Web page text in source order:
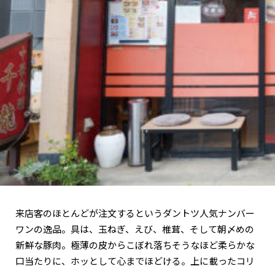
来店客のほとんどが注文するというダントツ人気ナンバー
ワンの逸品。具は、玉ねぎ、えび、椎茸、そして朝〆めの
新鮮な豚肉。極薄の皮からこぼれ落ちそうなほど柔らかな
口当たりに、ホッとして心までほどける。上に載ったコリ